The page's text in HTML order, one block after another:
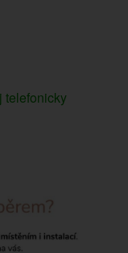
telefonicky